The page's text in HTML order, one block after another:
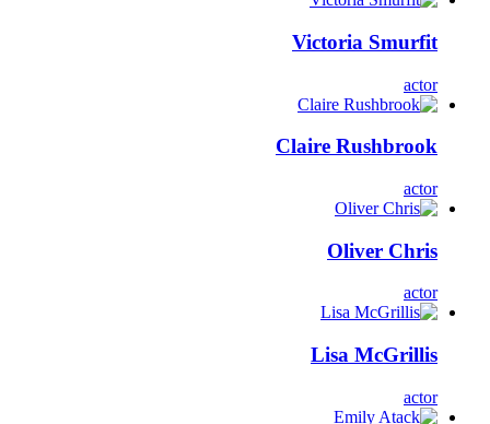
Victoria Smurfit
actor
Claire Rushbrook
actor
Oliver Chris
actor
Lisa McGrillis
actor